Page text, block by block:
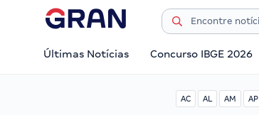
Últimas Notícias Concurso IBGE 2026
AC AL AM AP